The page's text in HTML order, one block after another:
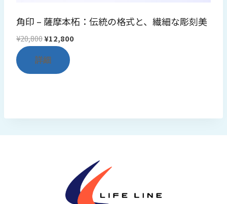
角印 – 薩摩本柘：伝統の格式と、繊細な彫刻美
¥20,800元
の
価
格
し
¥12,800現
で
詳細